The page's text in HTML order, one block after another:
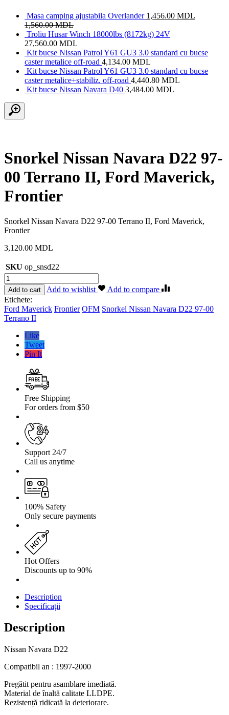
Masa camping ajustabila Overlander 1,456.00 MDL
1,560.00MDL
Troliu Husar Winch 18000lbs (8172kg) 24V
27,560.00 MDL
Kit bucse Nissan Patrol Y61 GU3 3.0 standard cu bucse
caster metalice off-road 4,134.00 MDL
Kit bucse Nissan Patrol Y61 GU3 3.0 standard cu bucse
caster metalice+stabiliz. off-road 4,440.80 MDL
Kit bucse Nissan Navara D40 3,484.00 MDL
Snorkel Nissan Navara D22 97-
00 Terrano II, Ford Maverick,
Frontier
Snorkel Nissan Navara D22 97-00 Terrano II, Ford Maverick,
Frontier
3,120.00 MDL
SKU op_snsd22
Cantitate
Snorkel
Nissan
Navara
D22
97-
Terrano
Maverick,
Frontier
Add to cart Add to wishlist
Add to compare
Etichete:
Ford Maverick Frontier OFM Snorkel Nissan Navara D22 97-00
Terrano II
Like
Tweet
Pin It
Free Shipping
For orders from $50
Support 24/7
Call us anytime
100% Safety
Only secure payments
Hot Offers
Discounts up to 90%
Description
Specificații
Description
Nissan Navara D22
Compatibil an : 1997-2000
Pregătit pentru asamblare imediată.
Material de înaltă calitate LLDPE.
Rezistență ridicată la deteriorare.